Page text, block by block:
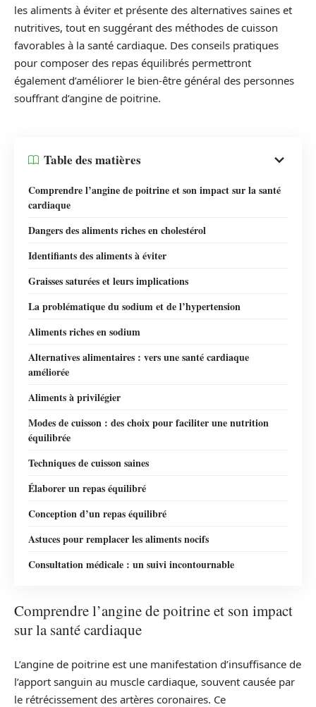
les aliments à éviter et présente des alternatives saines et
nutritives, tout en suggérant des méthodes de cuisson
favorables à la santé cardiaque. Des conseils pratiques
pour composer des repas équilibrés permettront
également d’améliorer le bien-être général des personnes
souffrant d’angine de poitrine.
Table des matières
Comprendre l’angine de poitrine et son impact sur la santé
cardiaque
Dangers des aliments riches en cholestérol
Identifiants des aliments à éviter
Graisses saturées et leurs implications
La problématique du sodium et de l’hypertension
Aliments riches en sodium
Alternatives alimentaires : vers une santé cardiaque
améliorée
Aliments à privilégier
Modes de cuisson : des choix pour faciliter une nutrition
équilibrée
Techniques de cuisson saines
Élaborer un repas équilibré
Conception d’un repas équilibré
Astuces pour remplacer les aliments nocifs
Consultation médicale : un suivi incontournable
Comprendre l’angine de poitrine et son impact
sur la santé cardiaque
L’angine de poitrine est une manifestation d’insuffisance de
l’apport sanguin au muscle cardiaque, souvent causée par
le rétrécissement des artères coronaires. Ce